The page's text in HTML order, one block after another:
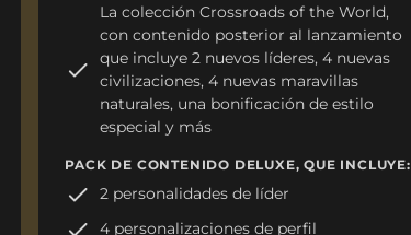
La colección Crossroads of the World,
con contenido posterior al lanzamiento
que incluye 2 nuevos líderes, 4 nuevas
civilizaciones, 4 nuevas maravillas
naturales, una bonificación de estilo
especial y más
PACK DE CONTENIDO DELUXE, QUE INCLUYE:
2 personalidades de líder
4 personalizaciones de perfil